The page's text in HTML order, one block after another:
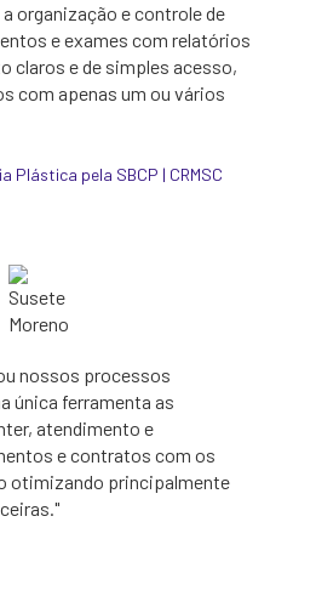
organização e controle de
e exames com relatórios
claros e de simples acesso,
com apenas um ou vários
Plástica pela SBCP | CRMSC
nossos processos
única ferramenta as
atendimento e
e contratos com os
otimizando principalmente